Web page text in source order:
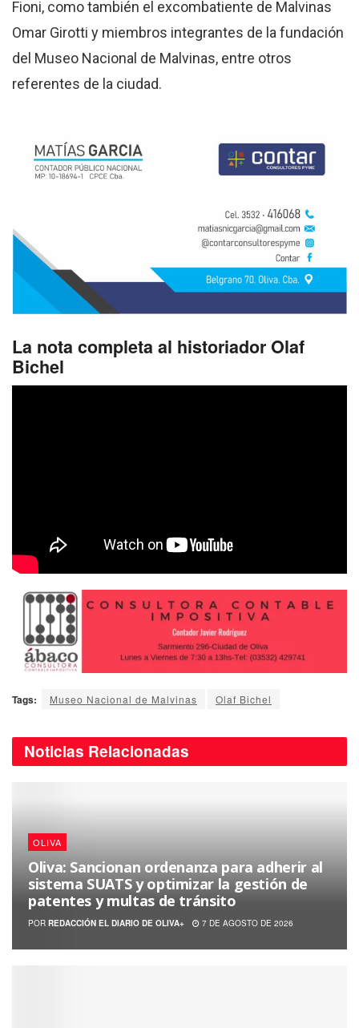
Fioni, como también el excombatiente de Malvinas
Omar Girotti y miembros integrantes de la fundación
del Museo Nacional de Malvinas, entre otros
referentes de la ciudad.
La nota completa al historiador Olaf
Bichel
Tags: Museo Nacional de Malvinas Olaf Bichel
Noticias Relacionadas
OLIVA
Oliva: Sancionan ordenanza para adherir al
sistema SUATS y optimizar la gestión de
patentes y multas de tránsito
POR REDACCIÓN EL DIARIO DE OLIVA+ 7 DE AGOSTO DE 2026